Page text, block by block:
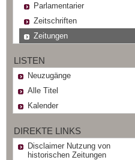
Parlamentarier
Zeitschriften
Zeitungen
LISTEN
Neuzugänge
Alle Titel
Kalender
DIREKTE LINKS
Disclaimer Nutzung von
historischen Zeitungen